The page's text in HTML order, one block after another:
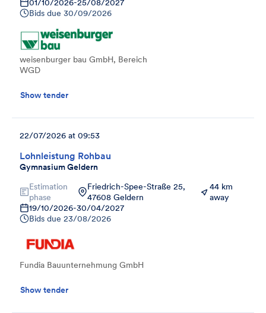
Bids due 30/09/2026
weisenburger bau GmbH, Bereich
WGD
Show tender
Lohnleistung Rohbau
Gymnasium Geldern
22/07/2026 at 09:53
Estimation
phase
Friedrich-Spee-Straße 25,
47608 Geldern
44 km
away
19/10/2026-30/04/2027
Bids due 23/08/2026
Fundia Bauunternehmung GmbH
Show tender